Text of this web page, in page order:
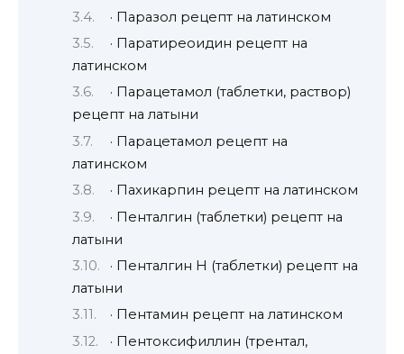
· Паразол рецепт на латинском
· Паратиреоидин рецепт на
латинском
· Парацетамол (таблетки, раствор)
рецепт на латыни
· Парацетамол рецепт на
латинском
· Пахикарпин рецепт на латинском
· Пенталгин (таблетки) рецепт на
латыни
· Пенталгин H (таблетки) рецепт на
латыни
· Пентамин рецепт на латинском
· Пентоксифиллин (трентал,